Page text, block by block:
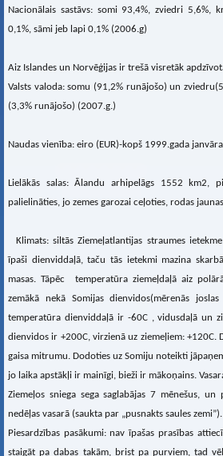
Nacionālais sastāvs: somi 93,4%, zviedri 5,6%,
0,1%, sāmi jeb lapi 0,1% (2006.g)
Aiz Islandes un Norvēģijas ir trešā visretāk
Valsts valoda: somu (91,2% runājošo) un
(3,3% runājošo) (2007.g.)
Naudas vienība: eiro (EUR)-kopš 1999.gada janvāra
Lielākās salas: Ālandu arhipelāgs 1552 km2,
palielināties, jo zemes garozai ceļoties, rodas
Klimats: siltās Ziemeļatlantijas straumes
īpaši dienviddaļā, taču tās ietekmi mazina
masas. Tāpēc temperatūra ziemeļdaļā aiz
zemākā nekā Somijas dienvidos(mērenās
temperatūra dienviddaļā ir -60C , vidusdaļā un
dienvidos ir +200C, virzienā uz ziemeļiem: +120C.
gaisa mitrumu. Dodoties uz Somiju noteikti
jo laika apstākļi ir mainīgi, bieži ir mākoņains.
Ziemeļos sniega sega saglabājas 7 mēnešus,
nedēļas vasarā (saukta par „pusnakts saules zemi”).
Piesardzības pasākumi: nav īpašas prasības
staigāt pa dabas takām, brist pa purviem, tad